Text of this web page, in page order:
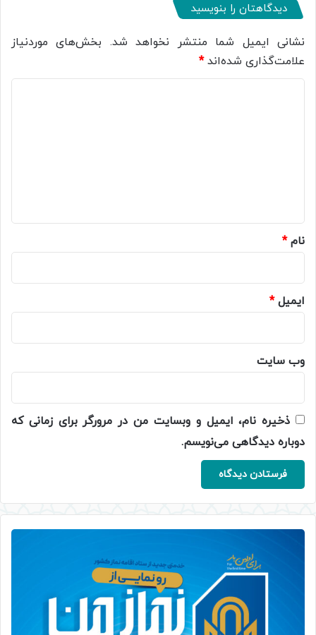
دیدگاهتان را بنویسید
نشانی ایمیل شما منتشر نخواهد شد. بخش‌های موردنیاز
علامت‌گذاری شده‌اند*
نام*
ایمیل*
وب‌ سایت
ذخیره نام، ایمیل و وبسایت من در مرورگر برای زمانی که
دوباره دیدگاهی می‌نویسم.